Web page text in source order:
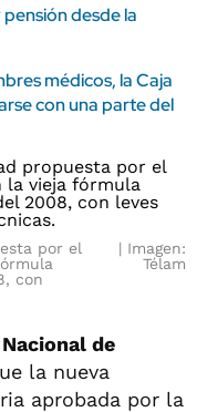
desde la
médicos, la Caja
con una parte del
por el
con
Imagen:
Télam
de
la nueva
aprobada por la